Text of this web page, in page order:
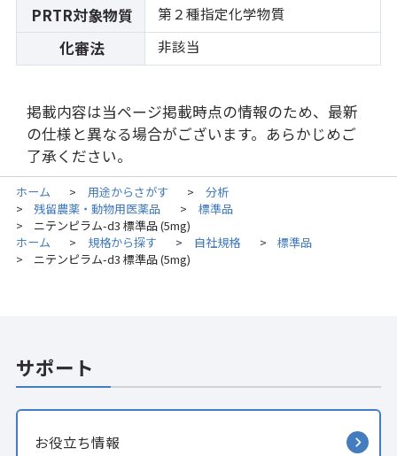
PRTR対象物質 第２種指定化学物質
化審法 非該当
掲載内容は当ページ掲載時点の情報のため、最新
の仕様と異なる場合がございます。あらかじめご
了承ください。
ホーム > 用途からさがす > 分析
> 残留農薬・動物用医薬品 > 標準品
>
ニテンピラム-d3 標準品 (5mg)
ホーム
> 規格から探す > 自社規格 > 標準品
> ニテンピラム-d3 標準品 (5mg)
サポート
お役立ち情報